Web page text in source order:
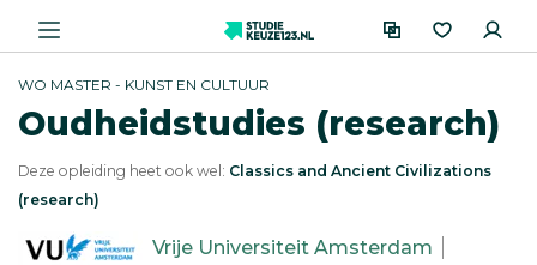
WO MASTER - KUNST EN CULTUUR
Oudheidstudies (research)
Deze opleiding heet ook wel: Classics and Ancient Civilizations
(research)
Vrije Universiteit Amsterdam